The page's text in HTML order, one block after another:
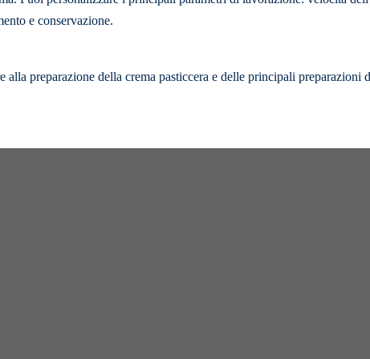
e conservazione.
preparazione della crema pasticcera e delle principali preparazioni